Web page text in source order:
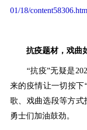
01/18/
抗疫题材，戏曲
“抗疫”无疑是
来的疫情让一切按下
歌、戏曲选段等方式
勇士们加油鼓劲。